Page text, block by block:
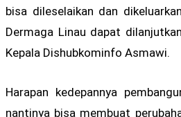
bisa dileselaikan dan
Dermaga Linau dapat
Kepala Dishubkominfo Asmawi.
Harapan kedepannya
nantinya bisa membuat